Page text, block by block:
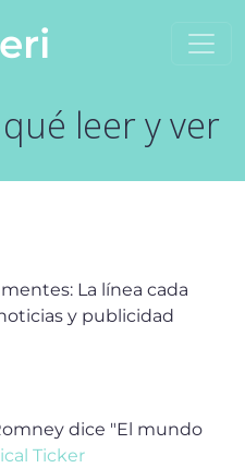
leer y ver
La línea cada
y publicidad
dice "El mundo
Ticker